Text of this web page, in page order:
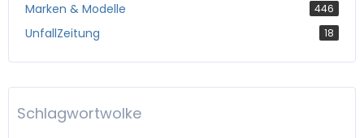
Marken & Modelle 446
UnfallZeitung 18
Schlagwortwolke